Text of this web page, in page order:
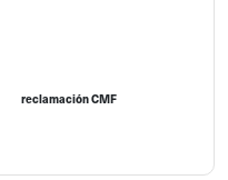
reclamación CMF